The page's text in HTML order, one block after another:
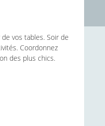
vos tables. Soir de
Coordonnez
des plus chics.